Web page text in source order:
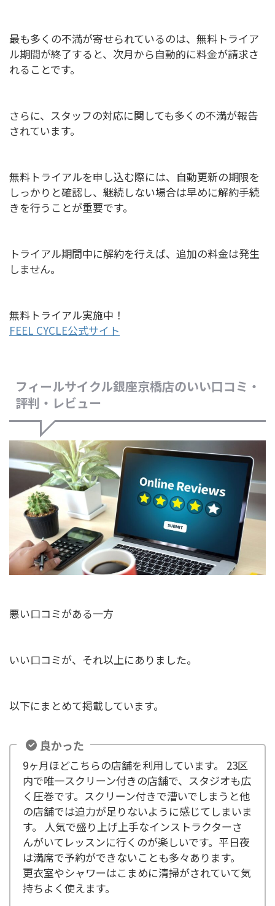
最も多くの不満が寄せられているのは、無料トライア
ル期間が終了すると、次月から自動的に料金が請求さ
れることです。
さらに、スタッフの対応に関しても多くの不満が報告
されています。
無料トライアルを申し込む際には、自動更新の期限を
しっかりと確認し、継続しない場合は早めに解約手続
きを行うことが重要です。
トライアル期間中に解約を行えば、追加の料金は発生
しません。
無料トライアル実施中！
FEEL CYCLE公式サイト
フィールサイクル銀座京橋店のいい口コミ・
評判・レビュー
悪い口コミがある一方
いい口コミが、それ以上にありました。
以下にまとめて掲載しています。
良かった
9ヶ月ほどこちらの店舗を利用しています。 23区
内で唯一スクリーン付きの店舗で、スタジオも広
く圧巻です。スクリーン付きで漕いでしまうと他
の店舗では迫力が足りないように感じてしまいま
す。 人気で盛り上げ上手なインストラクターさ
んがいてレッスンに行くのが楽しいです。平日夜
は満席で予約ができないことも多々あります。
更衣室やシャワーはこまめに清掃がされていて気
持ちよく使えます。